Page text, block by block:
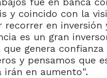
y coincido con la
recorrer en inversión
es un gran
que genera
y pensamos que
irán en aumento".